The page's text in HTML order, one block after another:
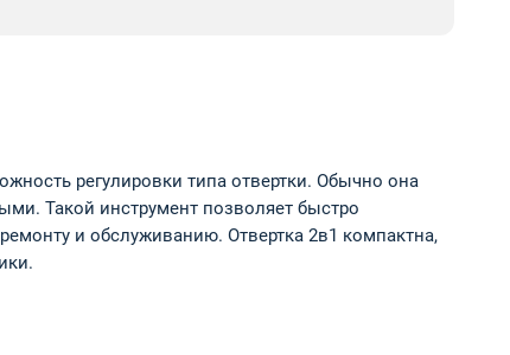
регулировки типа отвертки. Обычно она
Такой инструмент позволяет быстро
и обслуживанию. Отвертка 2в1 компактна,